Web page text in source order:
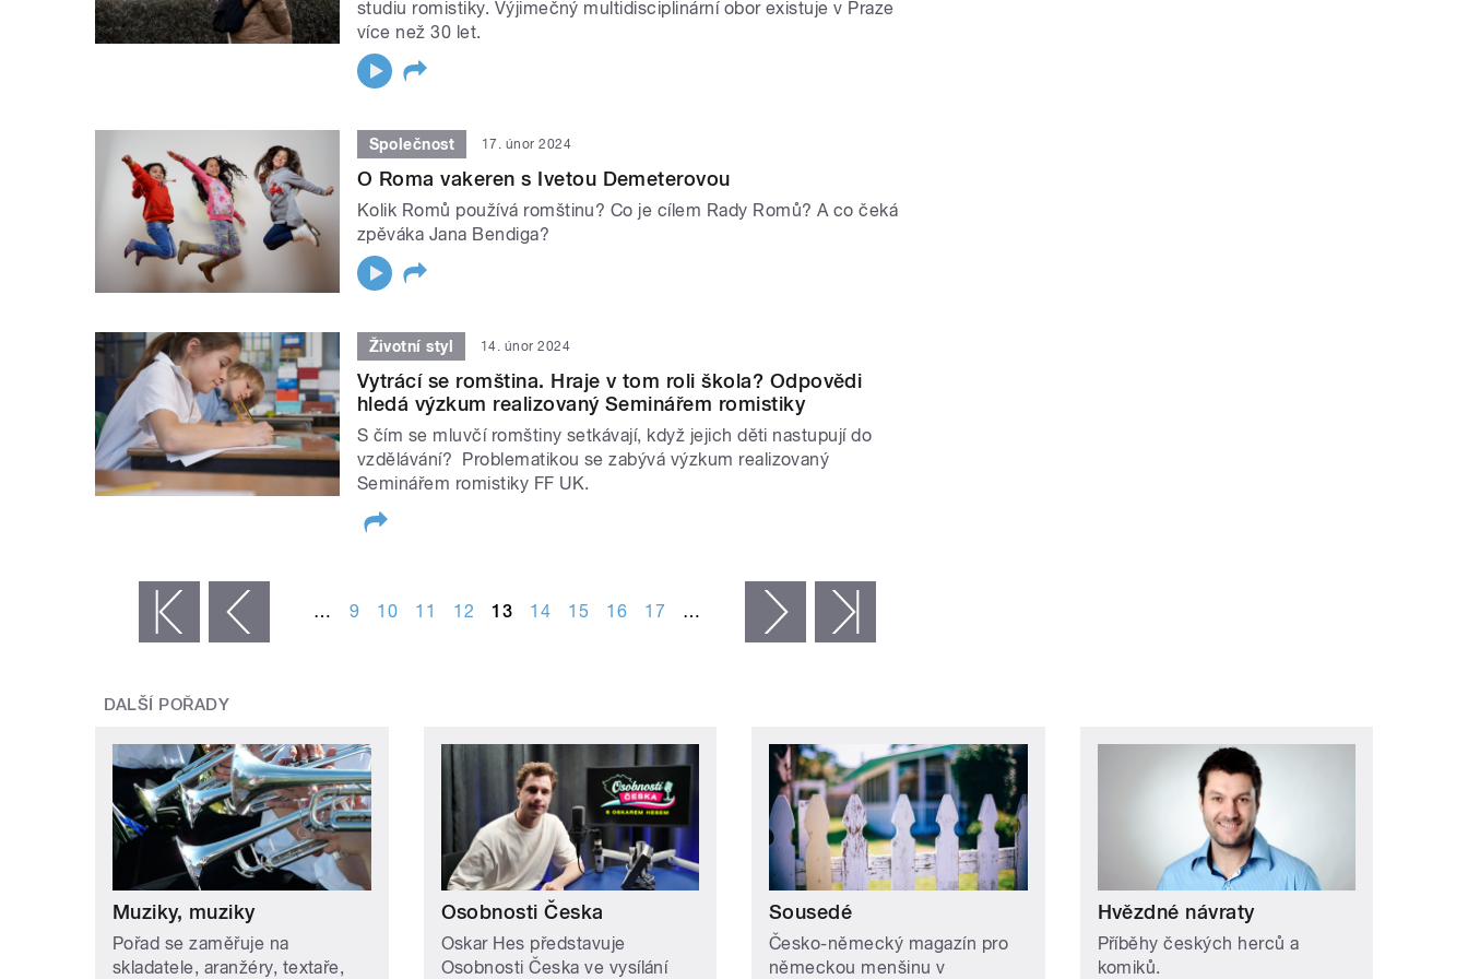
studiu romistiky. Výjimečný multidisciplinární obor existuje v Praze
více než 30 let.
Společnost 17. únor 2024
O Roma vakeren s Ivetou Demeterovou
Kolik Romů používá romštinu? Co je cílem Rady Romů? A co čeká
zpěváka Jana Bendiga?
Životní styl 14. únor 2024
Vytrácí se romština. Hraje v tom roli škola? Odpovědi
hledá výzkum realizovaný Seminářem romistiky
S čím se mluvčí romštiny setkávají, když jejich děti nastupují do
vzdělávání? Problematikou se zabývá výzkum realizovaný
Seminářem romistiky FF UK.
‹ předchozí … 9 10 11 12 13 14 15 16 17 … následující ›
DALŠÍ POŘADY
Muziky, muziky
Pořad se zaměřuje na
skladatele, aranžéry, textaře,
Osobnosti Česka
Oskar Hes představuje
Osobnosti Česka ve vysílání
Sousedé
Česko-německý magazín pro
německou menšinu v
Hvězdné návraty
Příběhy českých herců a
komiků.